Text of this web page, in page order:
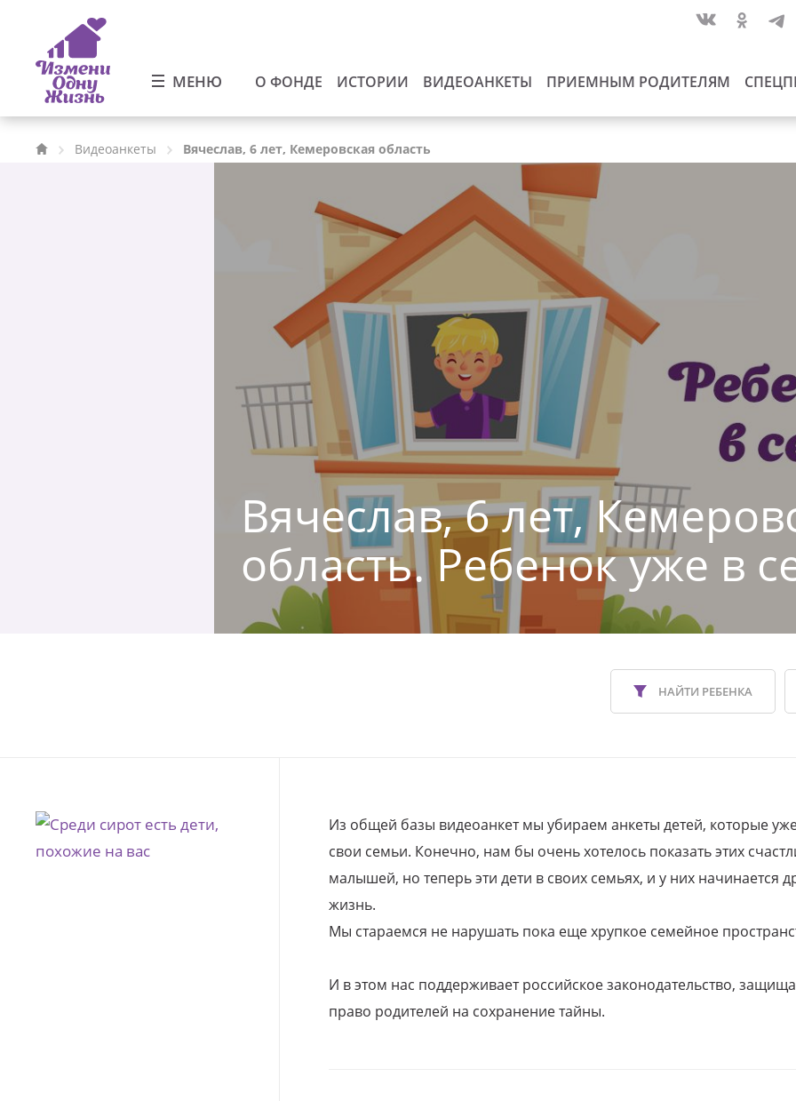
МЕНЮ О ФОНДЕ ИСТОРИИ ВИДЕОАНКЕТЫ ПРИЕМНЫМ РОДИТЕЛЯМ
Видеоанкеты Вячеслав, 6 лет, Кемеровская область
Вячеслав, 6 лет,
область. Ребенок уже в
НАЙТИ РЕБЕНКА
Из общей базы видеоанкет мы убираем анкеты детей, которые
свои семьи. Конечно, нам бы очень хотелось показать этих
малышей, но теперь эти дети в своих семьях, и у них начинается
жизнь.
Мы стараемся не нарушать пока еще хрупкое семейное
И в этом нас поддерживает российское законодательство,
право родителей на сохранение тайны.